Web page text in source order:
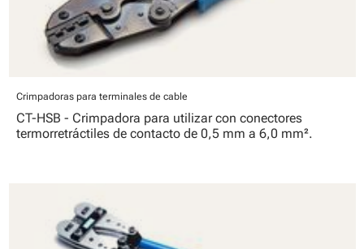
Crimpadoras para terminales de cable
CT-HSB - Crimpadora para utilizar con conectores
termorretráctiles de contacto de 0,5 mm a 6,0 mm².